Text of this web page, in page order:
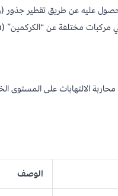
الالتهابات على المستوى
الوصف